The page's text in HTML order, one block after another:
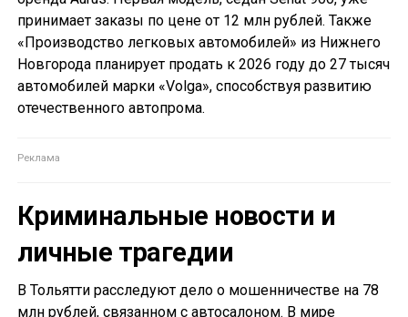
принимает заказы по цене от 12 млн рублей. Также
«Производство легковых автомобилей» из Нижнего
Новгорода планирует продать к 2026 году до 27 тысяч
автомобилей марки «Volga», способствуя развитию
отечественного автопрома.
Криминальные новости и
личные трагедии
В Тольятти расследуют дело о мошенничестве на 78
млн рублей, связанном с автосалоном. В мире